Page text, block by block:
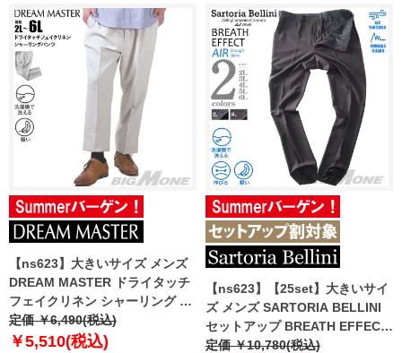
【ns623】大きいサイズ メンズ
DREAM MASTER ドライタッチ
フェイクリネン シャーリング パ
ンツ 軽量 ウォッシャブル スマリ
ラ dm-ps2514ses 【t2501】
定価 ￥6,490(税込)
￥5,510(税込)
【ns623】【25set】大きいサイ
ズ メンズ SARTORIA BELLINI
セットアップ BREATH EFFECT
チェック柄 ストレッチ パンツ 軽
定価 ￥10,780(税込)